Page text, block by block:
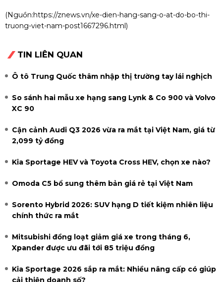
(Nguồn:https://znews.vn/xe-dien-hang-sang-o-at-do-bo-thi-
truong-viet-nam-post1667296.html)
TIN LIÊN QUAN
Ô tô Trung Quốc thâm nhập thị trường tay lái nghịch
So sánh hai mẫu xe hạng sang Lynk & Co 900 và Volvo
XC 90
Cận cảnh Audi Q3 2026 vừa ra mắt tại Việt Nam, giá từ
2,099 tỷ đồng
Kia Sportage HEV và Toyota Cross HEV, chọn xe nào?
Omoda C5 bổ sung thêm bản giá rẻ tại Việt Nam
Sorento Hybrid 2026: SUV hạng D tiết kiệm nhiên liệu
chính thức ra mắt
Mitsubishi đồng loạt giảm giá xe trong tháng 6,
Xpander được ưu đãi tới 85 triệu đồng
Kia Sportage 2026 sắp ra mắt: Nhiều nâng cấp có giúp
cải thiện doanh số?